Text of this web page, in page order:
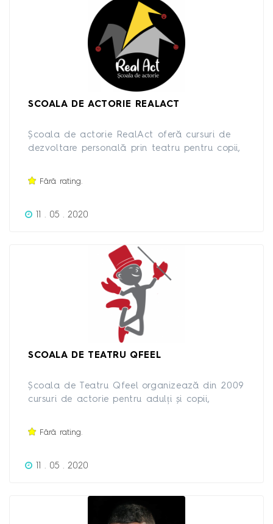
SCOALA DE ACTORIE REALACT
Școala de actorie RealAct oferă cursuri de
dezvoltare personală prin teatru pentru copii,
controlezi emoțiile, să-ți depășești fricile și îți
Fără rating.
11 . 05 . 2020
SCOALA DE TEATRU QFEEL
Școala de Teatru Qfeel organizează din 2009
cursuri de actorie pentru adulți și copii,
si programe de training și dezvoltare
relaxeze activ și să-și exprime creativ
Fără rating.
11 . 05 . 2020